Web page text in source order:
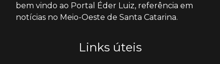
bem vindo ao Portal Éder Luiz, referência em
notícias no Meio-Oeste de Santa Catarina.
Links úteis